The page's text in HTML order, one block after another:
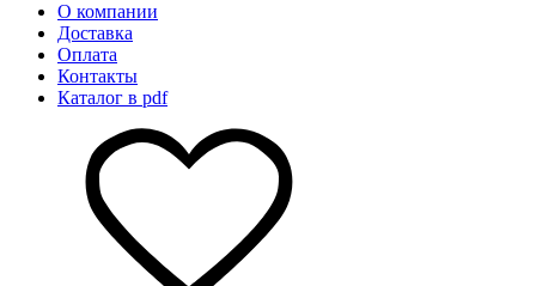
О компании
Доставка
Оплата
Контакты
Каталог в pdf